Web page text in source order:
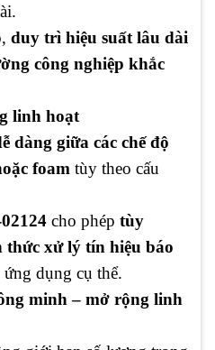
duy trì hiệu suất lâu dài
công nghiệp khắc
linh hoạt
dàng giữa các chế độ
foam tùy theo cấu
cho phép tùy
thức xử lý tín hiệu báo
dụng cụ thể.
minh – mở rộng linh